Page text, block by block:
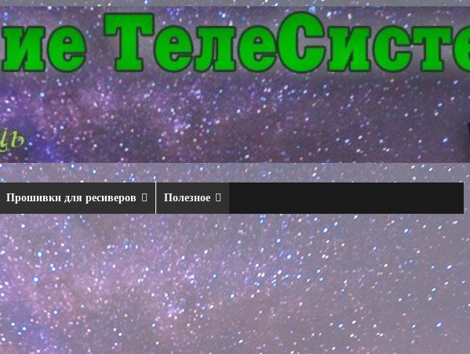
Прошивки для ресиверов Полезное